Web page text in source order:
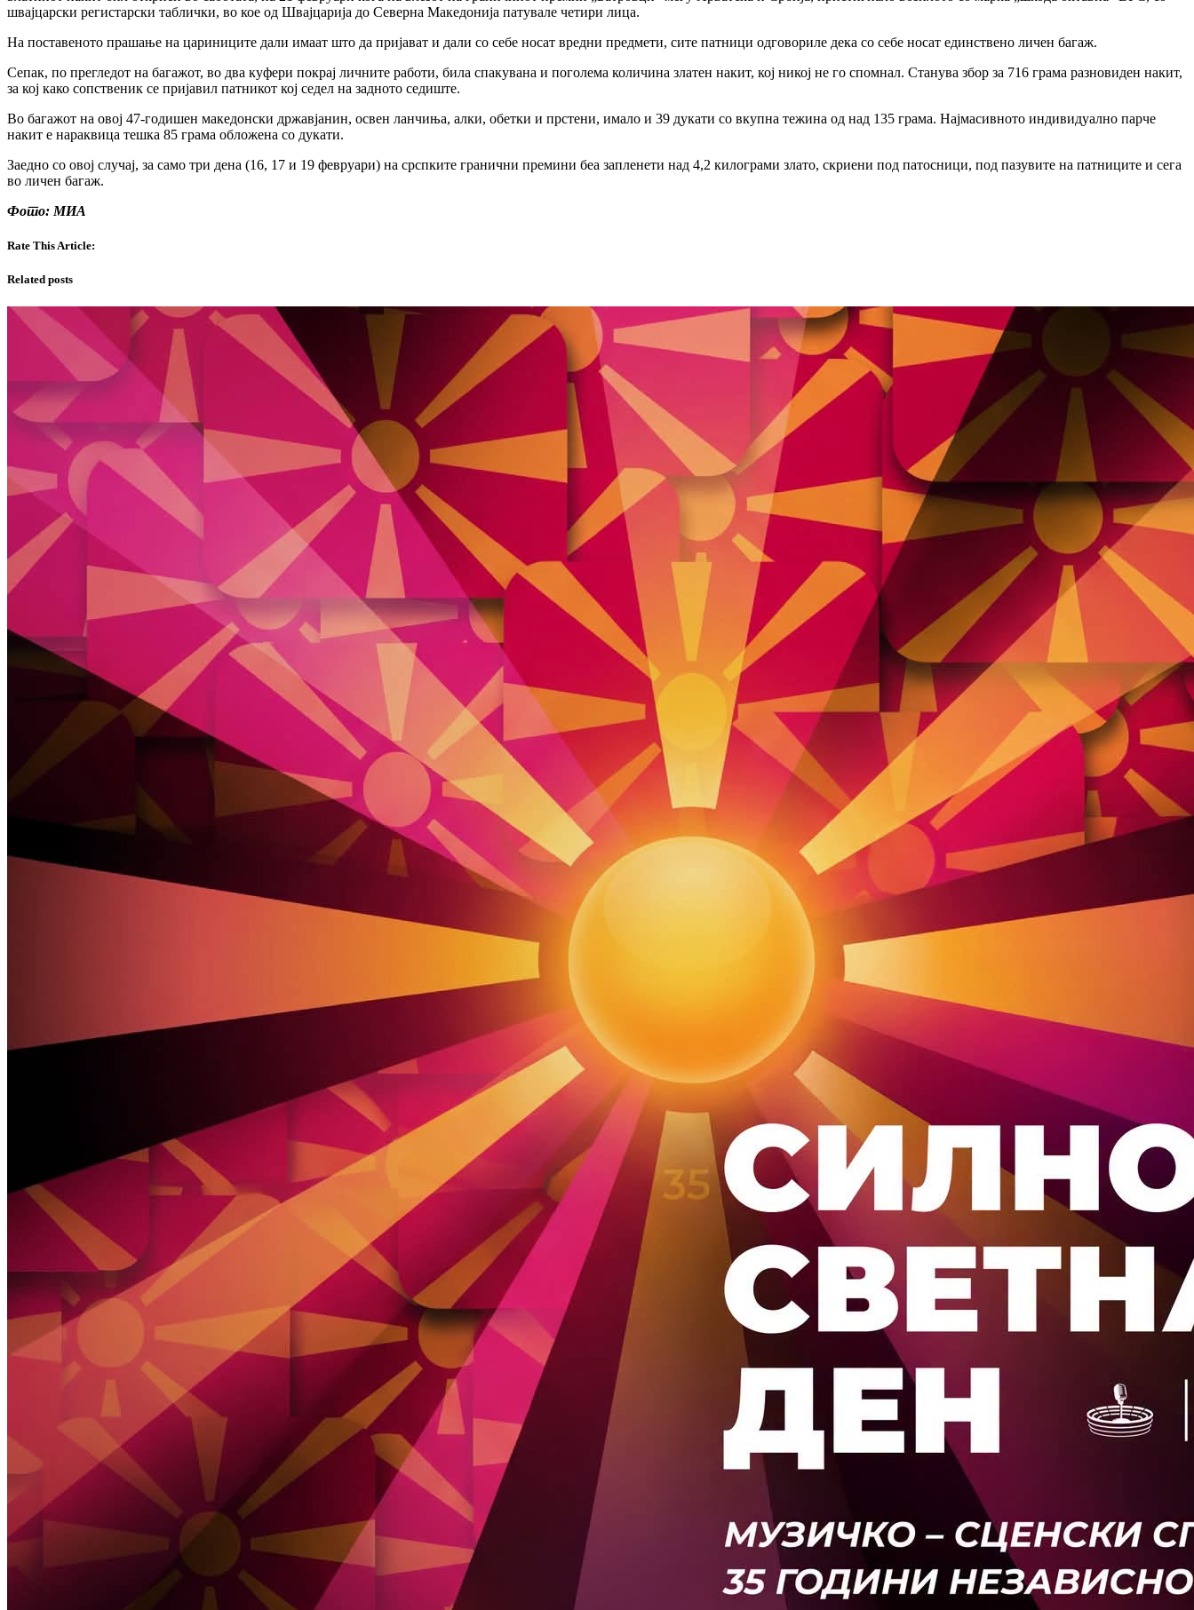
швајцарски регистарски таблички, во кое од Швајцарија до Северна Македонија патувале четири лица.
На поставеното прашање на цариниците дали имаат што да пријават и дали со себе носат вредни предмети, сите патници одговориле дека со себе носат единствено личен багаж.
Сепак, по прегледот на багажот, во два куфери покрај личните работи, била спакувана и поголема количина златен накит, кој никој не го спомнал. Станува збор за 716 грама разновиден накит,
за кој како сопственик се пријавил патникот кој седел на задното седиште.
Во багажот на овој 47-годишен македонски државјанин, освен ланчиња, алки, обетки и прстени, имало и 39 дукати со вкупна тежина од над 135 грама. Најмасивното индивидуално парче
накит е нараквица тешка 85 грама обложена со дукати.
Заедно со овој случај, за само три дена (16, 17 и 19 февруари) на срспките гранични премини беа запленети над 4,2 килограми злато, скриени под патосници, под пазувите на патниците и сега
во личен багаж.
Фото: МИА
Rate This Article:
Related posts